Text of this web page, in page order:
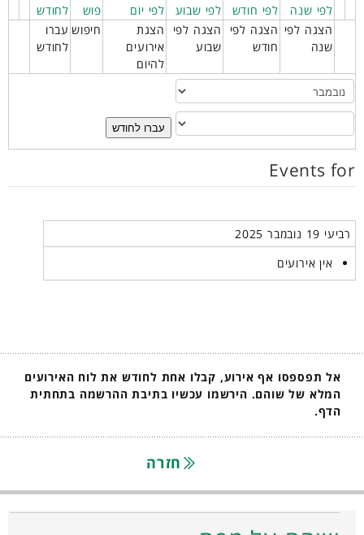
הצגה לפי
שנה
הצגה לפי
חודש
הצגה לפי
שבוע
הצגת
אירועים
להיום
חיפוש עברו
לחודש
עברו לחודש
Events for
רביעי 19 נובמבר 2025
אין אירועים
אל תפספסו אף אירוע, קבלו אחת לחודש את לוח האירועים
המלא של שוהם. הירשמו עכשיו בתיבת ההרשמה בתחתית
הדף.
חזרה